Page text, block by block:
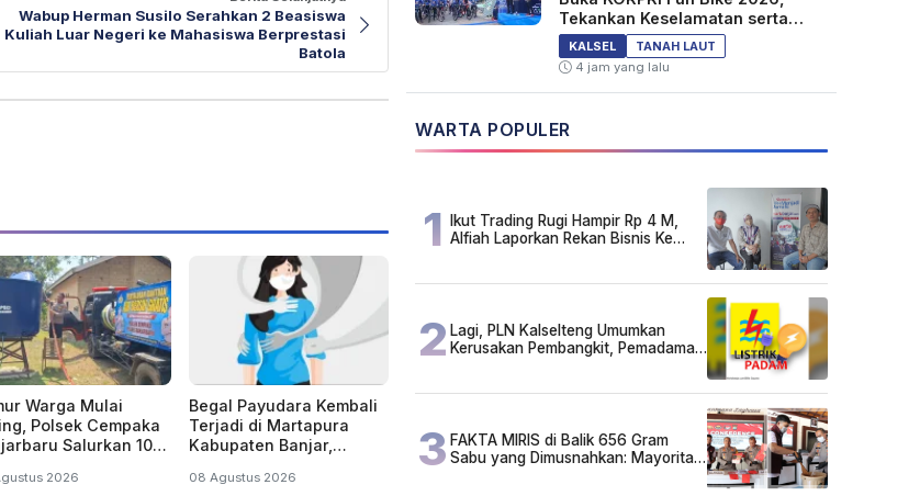
Wabup Herman Susilo Serahkan 2 Beasiswa
Kuliah Luar Negeri ke Mahasiswa Berprestasi
Batola
Warga Mulai
Polsek Cempaka
Salurkan 10
2026
Begal Payudara Kembali
Terjadi di Martapura
Kabupaten Banjar,
Melintas
08 Agustus 2026
Tekankan Keselamatan serta
Kebersamaan
KALSEL
TANAH LAUT
4 jam yang lalu
WARTA POPULER
1 Ikut Trading Rugi Hampir Rp 4 M,
Alfiah Laporkan Rekan Bisnis Ke
2 Lagi, PLN Kalselteng Umumkan
Kerusakan Pembangkit, Pemadaman
3 FAKTA MIRIS di Balik 656 Gram
Sabu yang Dimusnahkan: Mayoritas